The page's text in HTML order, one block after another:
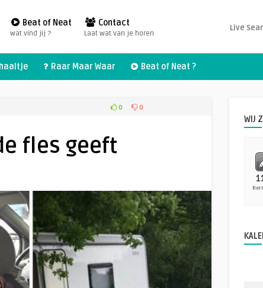
Beat of Neat
wat vind jij ?
Contact
Laat wat van je horen
Raar Maar Waar Beat of Neat ?
0 0
fles geeft
WIJ